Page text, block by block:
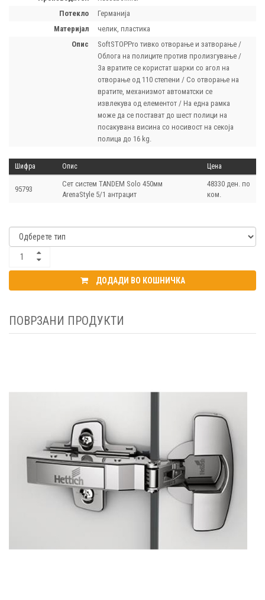
потекло
Германија
материјал
челик, пластика
опис
SoftSTOPPro тивко отвoрање и затвoрање /
Облога на полиците против пролизгување /
За вратите се користат шарки со агол на
отворање од 110 степени / Со отворање на
вратите, механизмот автоматски се
извлекува од елементот / На една рамка
може да се постават до шест полици на
посакувана висина со носивост на секоја
полица до 16 kg.
Шифра Опис Цена
95793
Сет систем TANDEM Solo 450мм
ArenaStyle 5/1 антрацит
48330 ден. по
ком.
ДОДАДИ ВО КОШНИЧКА
ПОВРЗАНИ ПРОДУКТИ